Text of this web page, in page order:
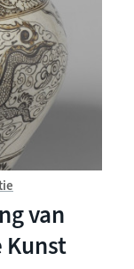
van
Kunst